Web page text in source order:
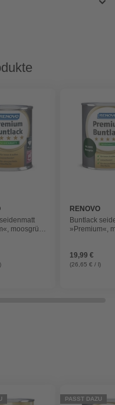
moosgrün
RENOVO
Buntlack
»Premium«,
19,99 €
(26,65 € / l)
PASST DAZU